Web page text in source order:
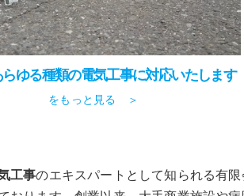
ゆる種類の電気工事に対応いたします
をもっと見る ＞
工事のエキスパートとして知られる有